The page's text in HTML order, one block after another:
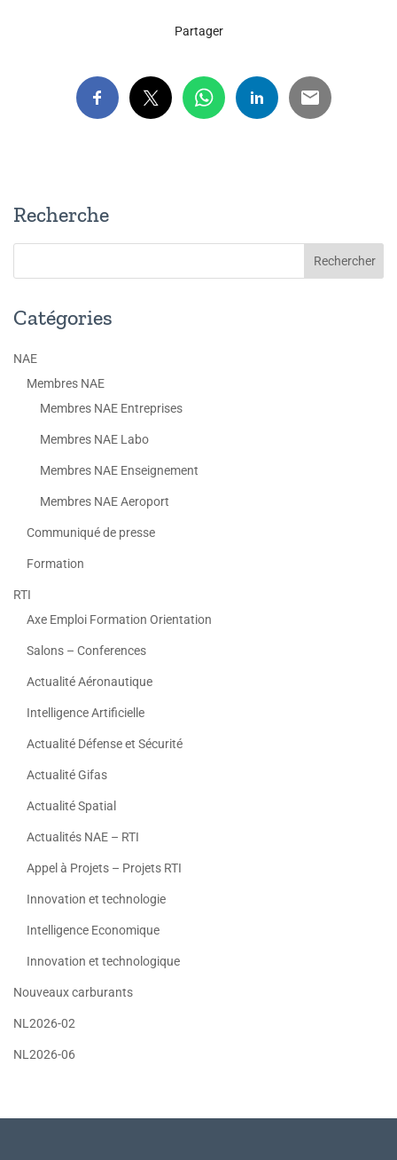
Partager
Recherche
Catégories
NAE
Membres NAE
Membres NAE Entreprises
Membres NAE Labo
Membres NAE Enseignement
Membres NAE Aeroport
Communiqué de presse
Formation
RTI
Axe Emploi Formation Orientation
Salons – Conferences
Actualité Aéronautique
Intelligence Artificielle
Actualité Défense et Sécurité
Actualité Gifas
Actualité Spatial
Actualités NAE – RTI
Appel à Projets – Projets RTI
Innovation et technologie
Intelligence Economique
Innovation et technologique
Nouveaux carburants
NL2026-02
NL2026-06